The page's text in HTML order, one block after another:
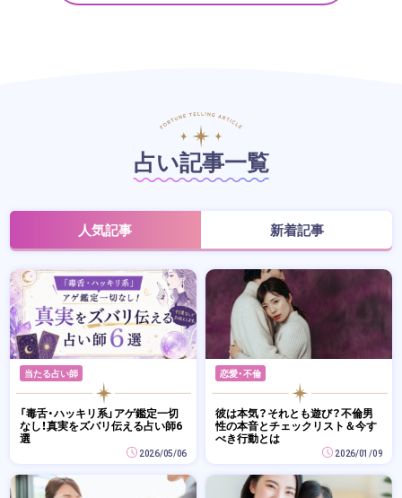
占い記事一覧
人気記事 新着記事
当たる占い師
「毒舌・ハッキリ系」アゲ鑑定一切
なし！真実をズバリ伝える占い師6
選
2026/05/06
恋愛・不倫
彼は本気？それとも遊び？不倫男
性の本音とチェックリスト＆今す
べき行動とは
2026/01/09